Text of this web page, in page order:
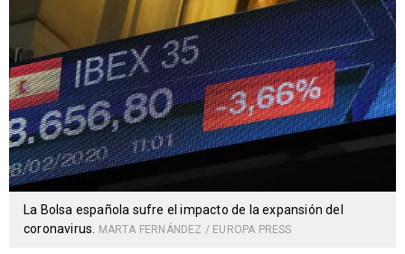
La Bolsa española sufre el impacto de la expansión del
coronavirus.
MARTA FERNÁNDEZ / EUROPA PRESS